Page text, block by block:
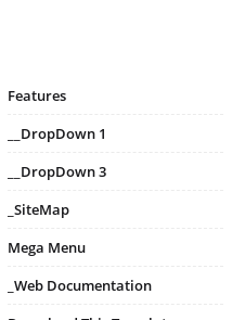
Features
__DropDown 1
__DropDown 3
_SiteMap
Mega Menu
_Web Documentation